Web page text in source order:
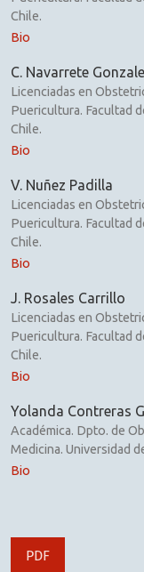
Chile.
Bio
C. Navarrete
Licenciadas en
Puericultura. Facultad
Chile.
Bio
V. Nuñez Padilla
Licenciadas en
Puericultura. Facultad
Chile.
Bio
J. Rosales Carrillo
Licenciadas en
Puericultura. Facultad
Chile.
Bio
Yolanda Contreras
Académica. Dpto. de
Medicina. Universidad
Bio
PDF